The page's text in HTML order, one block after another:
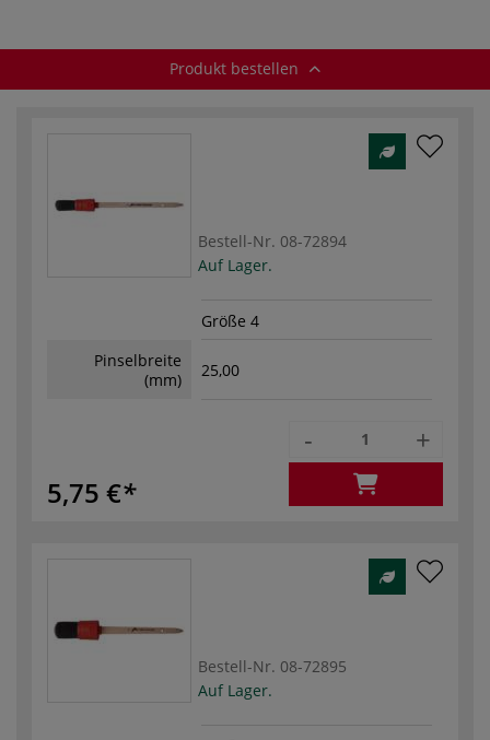
Produkt bestellen
Bestell-Nr. 08-72894
Auf Lager.
Größe 4
Pinselbreite
(mm)
25,00
5,75 €
- +
Bestell-Nr. 08-72895
Auf Lager.